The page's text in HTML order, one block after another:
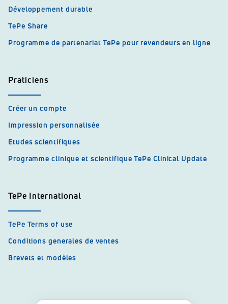
Développement durable
TePe Share
Programme de partenariat TePe pour revendeurs en ligne
Praticiens
Créer un compte
Impression personnalisée
Etudes scientifiques
Programme clinique et scientifique TePe Clinical Update
TePe International
TePe Terms of use
Conditions generales de ventes
Brevets et modèles